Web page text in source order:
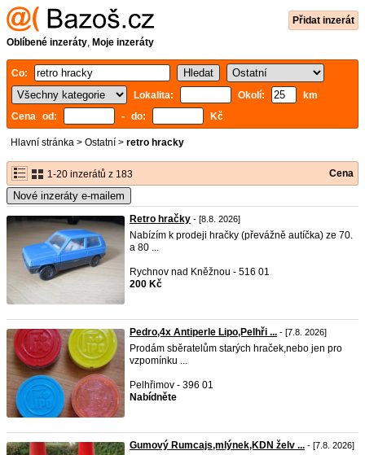
Přidat inzerát
Oblíbené inzeráty, Moje inzeráty
Co:
Lokalita:
Okolí:
km
Cena od:
- do: Kč
Hlavní stránka > Ostatní > retro hracky
1-20 inzerátů z 183 Cena
Nové inzeráty e-mailem
Retro hračky - [8.8. 2026]
Nabízím k prodeji hračky (převážně autíčka) ze 70.
a 80 ...
Rychnov nad Kněžnou - 516 01
200 Kč
Pedro,4x Antiperle Lipo,Pelhři ... - [7.8. 2026]
Prodám sběratelům starých hraček,nebo jen pro
vzpomínku ...
Pelhřimov - 396 01
Nabídněte
Gumový Rumcajs,mlýnek,KDN želv ... - [7.8. 2026]